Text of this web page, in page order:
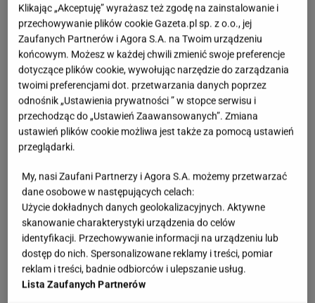
Zobacz wideoCzyścimy akcesoria kuchenne -
sztućce, drewniane łyżki, deskę do krojenia i
naczynia
Inteligentne toalety łączą kilka funkcji w jednym
urządzeniu. To rozwiązanie znane od lat w Azji
Inteligentna toaleta, nazywana również smart toilet
lub washlet, łączy funkcje tradycyjnej toalety i
bidetu.Po skorzystaniu z urządzenia użytkownik
może uruchomić strumień wody o regulowanej
temperaturze, ciśnieniu i kierunku, a następnie
skorzystać z funkcji suszenia ciepłym
powietrzem. Dzięki temu korzystanie z papieru
toaletowego można znacząco ograniczyć, lub
Klikając „Akceptuję” wyrażasz też zgodę na zainstalowanie i
przechowywanie plików cookie Gazeta.pl sp. z o.o., jej
Zaufanych Partnerów i Agora S.A. na Twoim urządzeniu
końcowym. Możesz w każdej chwili zmienić swoje preferencje
dotyczące plików cookie, wywołując narzędzie do zarządzania
twoimi preferencjami dot. przetwarzania danych poprzez
odnośnik „Ustawienia prywatności ” w stopce serwisu i
przechodząc do „Ustawień Zaawansowanych”. Zmiana
ustawień plików cookie możliwa jest także za pomocą ustawień
przeglądarki.
My, nasi Zaufani Partnerzy i Agora S.A. możemy przetwarzać
dane osobowe w następujących celach:
Użycie dokładnych danych geolokalizacyjnych. Aktywne
skanowanie charakterystyki urządzenia do celów
identyfikacji. Przechowywanie informacji na urządzeniu lub
dostęp do nich. Spersonalizowane reklamy i treści, pomiar
reklam i treści, badnie odbiorców i ulepszanie usług.
Lista Zaufanych Partnerów